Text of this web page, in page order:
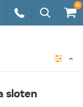
0
sloten